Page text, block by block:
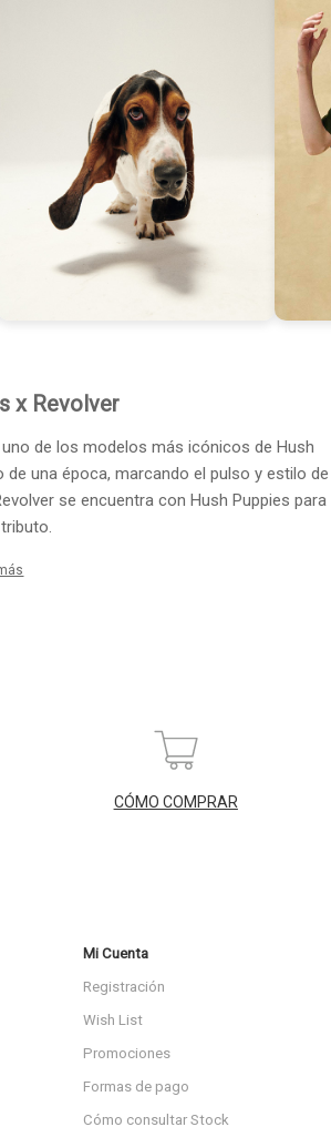
x Revolver
de los modelos más icónicos de Hush
una época, marcando el pulso y estilo de
se encuentra con Hush Puppies para
CÓMO COMPRAR
Mi Cuenta
Registración
Wish List
Promociones
Formas de pago
Cómo consultar Stock